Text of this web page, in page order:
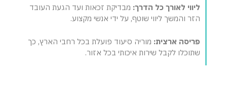
ליווי לאורך כל הדרך: מבדיקת זכאות ועד הגעת העובד
הזר והמשך ליווי שוטף, על ידי אנשי מקצוע.
פריסה ארצית: מוריה סיעוד פועלת בכל רחבי הארץ, כך
שתוכלו לקבל שירות איכותי בכל אזור.